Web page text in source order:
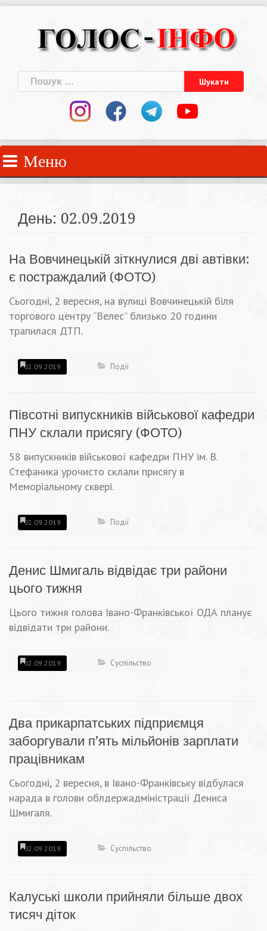
Пошук:
Меню
День: 02.09.2019
На Вовчинецькій зіткнулися дві автівки:
є постраждалий (ФОТО)
Сьогодні, 2 вересня, на вулиці Вовчинецькій біля
торгового центру “Велес” близько 20 години
трапилася ДТП.
02.09.2019 Події
Півсотні випускників військової кафедри
ПНУ склали присягу (ФОТО)
58 випускників військової кафедри ПНУ ім. В.
Стефаника урочисто склали присягу в
Меморіальному сквері.
02.09.2019 Події
Денис Шмигаль відвідає три райони
цього тижня
Цього тижня голова Івано-Франківської ОДА планує
відвідати три райони.
02.09.2019 Суспільство
Два прикарпатських підприємця
заборгували п’ять мільйонів зарплати
працівникам
Сьогодні, 2 вересня, в Івано-Франківську відбулася
нарада в голови облдержадміністрації Дениса
Шмигаля.
02.09.2019 Суспільство
Калуські школи прийняли більше двох
тисяч діток